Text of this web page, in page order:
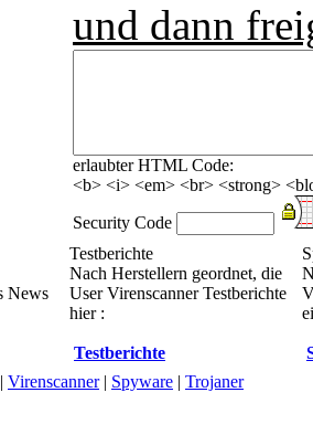
und dann
erlaubter HTML Code:
<b> <i> <em> <br> <strong>
Security Code
News
Testberichte
Nach Herstellern geordnet, die
User Virenscanner Testberichte
hier :
Testberichte
| Virenscanner| Spyware | Trojaner